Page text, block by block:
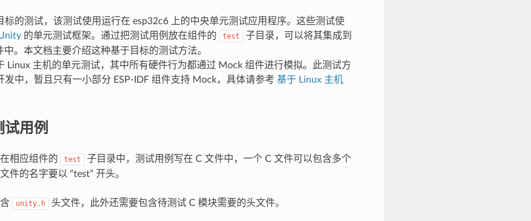
标的测试，该测试使用运行在 esp32c6 上的中央单元测试应用程序。这些测试使
的单元测试框架。通过把测试用例放在组件的 test
子目录，可以将其集成到
中。本文档主要介绍这种基于目标的测试方法。
Linux 主机的单元测试，其中所有硬件行为都通过 Mock 组件进行模拟。此测试方
发中，暂且只有一小部分 ESP-IDF 组件支持 Mock，具体请参考 基于 Linux 主机
用例
相应组件的 test
子目录中，测试用例写在 C 文件中，一个 C 文件可以包含多个
件的名字要以 “test” 开头。
unity.h 头文件，此外还需要包含待测试 C 模块需要的头文件。